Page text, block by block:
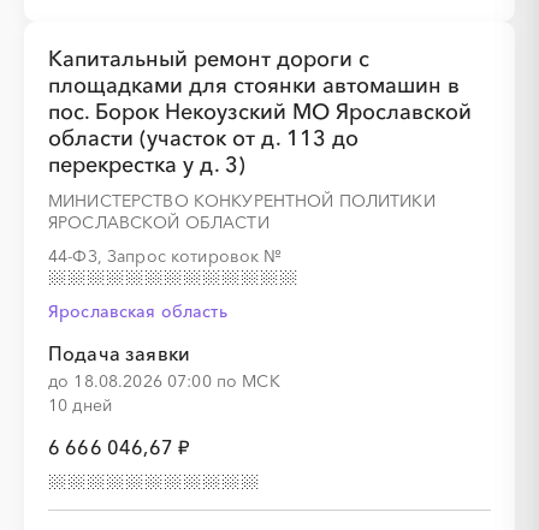
Капитальный ремонт дороги с
площадками для стоянки автомашин в
пос. Борок Некоузский МО Ярославской
области (участок от д. 113 до
перекрестка у д. 3)
МИНИСТЕРСТВО КОНКУРЕНТНОЙ ПОЛИТИКИ
ЯРОСЛАВСКОЙ ОБЛАСТИ
44-ФЗ, Запрос котировок №
Ярославская область
Подача заявки
до 18.08.2026 07:00 по МСК
10 дней
6 666 046,67 ₽